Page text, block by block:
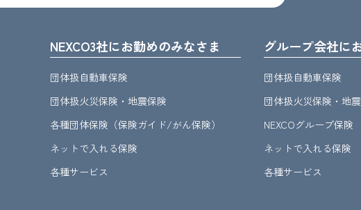
NEXCO3社にお勤めのみなさま
団体扱自動車保険
団体扱火災保険・地震保険
各種団体保険（保険ガイド/がん保険）
ネットで入れる保険
各種サービス
グループ会社に
団体扱自動車保険
団体扱火災保険・地
NEXCOグループ保険
ネットで入れる保険
各種サービス